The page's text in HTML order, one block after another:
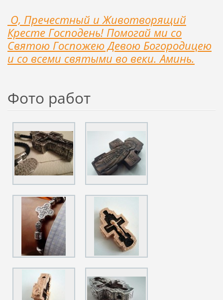
О, Пречестный и Животворящий
Кресте Господень! Помогай ми со
Святою Госпожею Девою Богородицею
и со всеми святыми во веки. Аминь.
Фото работ